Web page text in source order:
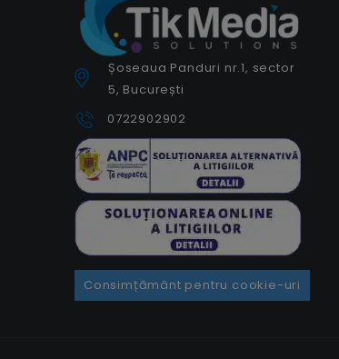
Șoseaua Panduri nr.1, sector
5, București
0722902902
Consimțământ pentru cookie-uri